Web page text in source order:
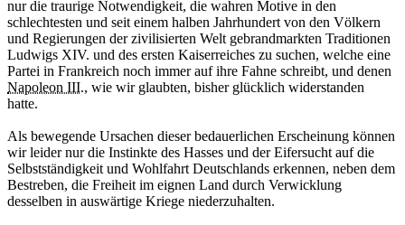
nur die traurige Notwendigkeit, die wahren Motive in den
schlechtesten und seit einem halben Jahrhundert von den Völkern
und Regierungen der zivilisierten Welt gebrandmarkten Traditionen
Ludwigs XIV. und des ersten Kaiserreiches zu suchen, welche eine
Partei in Frankreich noch immer auf ihre Fahne schreibt, und denen
Napoleon III., wie wir glaubten, bisher glücklich widerstanden
hatte.
Als bewegende Ursachen dieser bedauerlichen Erscheinung können
wir leider nur die Instinkte des Hasses und der Eifersucht auf die
Selbstständigkeit und Wohlfahrt Deutschlands erkennen, neben dem
Bestreben, die Freiheit im eignen Land durch Verwicklung
desselben in auswärtige Kriege niederzuhalten.